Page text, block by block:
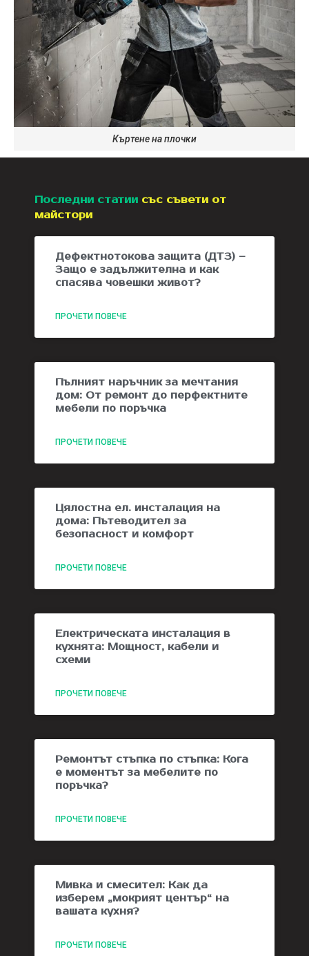
Къртене на плочки
Последни статии със съвети от
майстори
Дефектнотокова защита (ДТЗ) –
Защо е задължителна и как
спасява човешки живот?
ПРОЧЕТИ ПОВЕЧЕ
Пълният наръчник за мечтания
дом: От ремонт до перфектните
мебели по поръчка
ПРОЧЕТИ ПОВЕЧЕ
Цялостна ел. инсталация на
дома: Пътеводител за
безопасност и комфорт
ПРОЧЕТИ ПОВЕЧЕ
Електрическата инсталация в
кухнята: Мощност, кабели и
схеми
ПРОЧЕТИ ПОВЕЧЕ
Ремонтът стъпка по стъпка: Кога
е моментът за мебелите по
поръчка?
ПРОЧЕТИ ПОВЕЧЕ
Мивка и смесител: Как да
изберем „мокрият център“ на
вашата кухня?
ПРОЧЕТИ ПОВЕЧЕ